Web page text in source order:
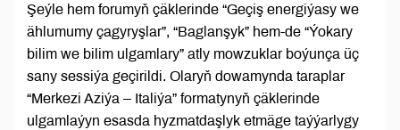
Şeýle hem forumyň çäklerinde “Geçiş energiýasy we
ählumumy çagyryşlar”, “Baglanşyk” hem-de “Ýokary
bilim we bilim ulgamlary” atly mowzuklar boýunça üç
sany sessiýa geçirildi. Olaryň dowamynda taraplar
“Merkezi Aziýa – Italiýa” formatynyň çäklerinde
ulgamlaýyn esasda hyzmatdaşlyk etmäge taýýarlygy